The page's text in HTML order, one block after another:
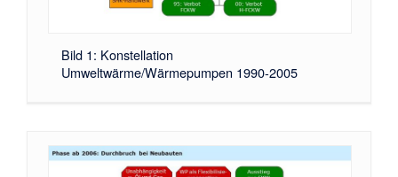
Bild 1: Konstellation
Umweltwärme/Wärmepumpen 1990-2005